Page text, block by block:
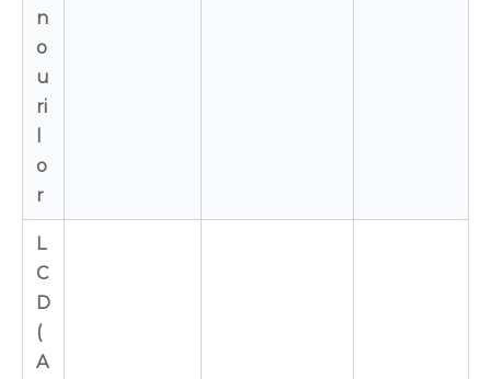
n
o
u
ri
o
r
L
C
D
(
A